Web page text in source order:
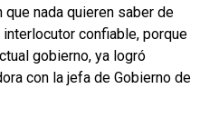
que nada quieren saber de
confiable, porque
gobierno, ya logró
con la jefa de Gobierno de